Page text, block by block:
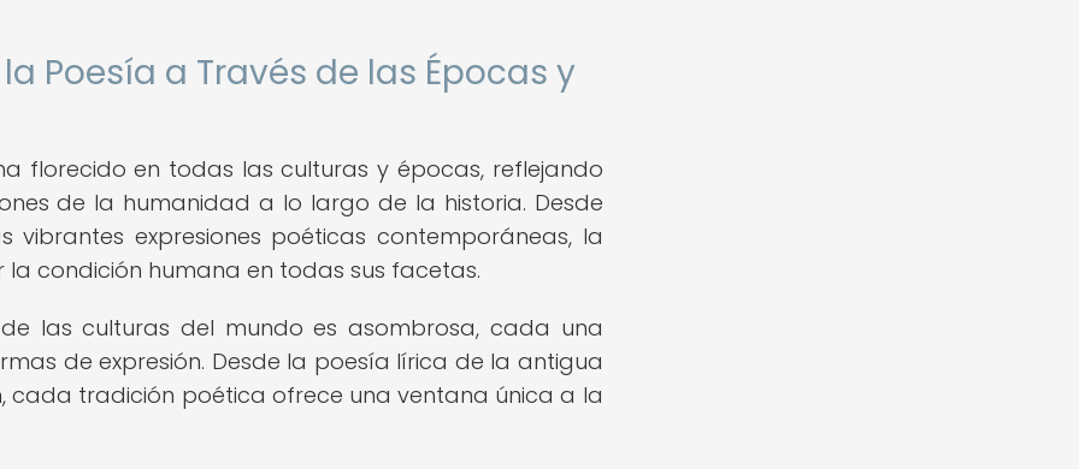
Poesía a Través de las Épocas y
florecido en todas las culturas y épocas, reflejando
de la humanidad a lo largo de la historia. Desde
expresiones poéticas contemporáneas, la
condición humana en todas sus facetas.
las culturas del mundo es asombrosa, cada una
de expresión. Desde la poesía lírica de la antigua
cada tradición poética ofrece una ventana única a la